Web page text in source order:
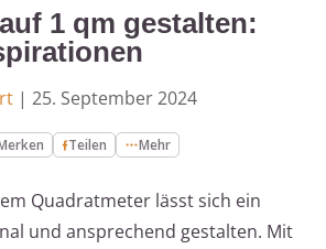
1 qm gestalten:
| 25. September 2024
Teilen Mehr
Quadratmeter lässt sich ein
und ansprechend gestalten. Mit